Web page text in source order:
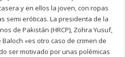
y en ellos la joven, con ropas
semi eróticas. La presidenta de la
de Pakistán (HRCP), Zohra Yusuf,
«es otro caso de crimen de
ser motivado por unas polémicas